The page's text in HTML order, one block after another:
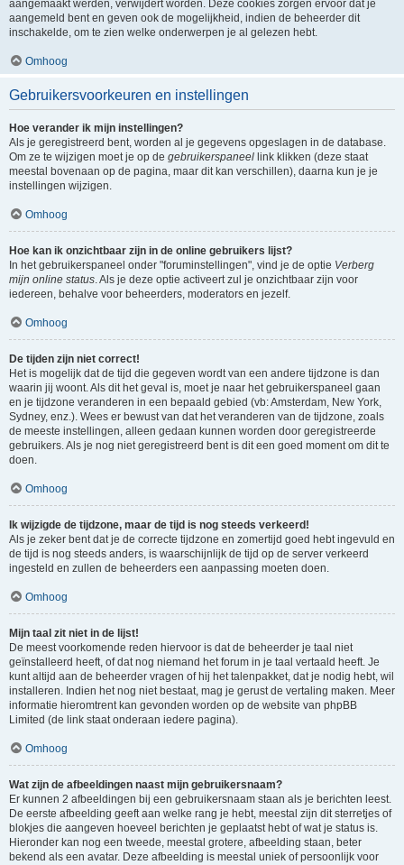
aangemaakt werden, verwijdert worden. Deze cookies zorgen ervoor dat je
aangemeld bent en geven ook de mogelijkheid, indien de beheerder dit
inschakelde, om te zien welke onderwerpen je al gelezen hebt.
Omhoog
Gebruikersvoorkeuren en instellingen
Hoe verander ik mijn instellingen?
Als je geregistreerd bent, worden al je gegevens opgeslagen in de database.
Om ze te wijzigen moet je op de gebruikerspaneel link klikken (deze staat
meestal bovenaan op de pagina, maar dit kan verschillen), daarna kun je je
instellingen wijzigen.
Omhoog
Hoe kan ik onzichtbaar zijn in de online gebruikers lijst?
In het gebruikerspaneel onder "foruminstellingen", vind je de optie Verberg
mijn online status. Als je deze optie activeert zul je onzichtbaar zijn voor
iedereen, behalve voor beheerders, moderators en jezelf.
Omhoog
De tijden zijn niet correct!
Het is mogelijk dat de tijd die gegeven wordt van een andere tijdzone is dan
waarin jij woont. Als dit het geval is, moet je naar het gebruikerspaneel gaan
en je tijdzone veranderen in een bepaald gebied (vb: Amsterdam, New York,
Sydney, enz.). Wees er bewust van dat het veranderen van de tijdzone, zoals
de meeste instellingen, alleen gedaan kunnen worden door geregistreerde
gebruikers. Als je nog niet geregistreerd bent is dit een goed moment om dit te
doen.
Omhoog
Ik wijzigde de tijdzone, maar de tijd is nog steeds verkeerd!
Als je zeker bent dat je de correcte tijdzone en zomertijd goed hebt ingevuld en
de tijd is nog steeds anders, is waarschijnlijk de tijd op de server verkeerd
ingesteld en zullen de beheerders een aanpassing moeten doen.
Omhoog
Mijn taal zit niet in de lijst!
De meest voorkomende reden hiervoor is dat de beheerder je taal niet
geïnstalleerd heeft, of dat nog niemand het forum in je taal vertaald heeft. Je
kunt altijd aan de beheerder vragen of hij het talenpakket, dat je nodig hebt, wil
installeren. Indien het nog niet bestaat, mag je gerust de vertaling maken. Meer
informatie hieromtrent kan gevonden worden op de website van phpBB
Limited (de link staat onderaan iedere pagina).
Omhoog
Wat zijn de afbeeldingen naast mijn gebruikersnaam?
Er kunnen 2 afbeeldingen bij een gebruikersnaam staan als je berichten leest.
De eerste afbeelding geeft aan welke rang je hebt, meestal zijn dit sterretjes of
blokjes die aangeven hoeveel berichten je geplaatst hebt of wat je status is.
Hieronder kan nog een tweede, meestal grotere, afbeelding staan, beter
bekend als een avatar. Deze afbeelding is meestal uniek of persoonlijk voor